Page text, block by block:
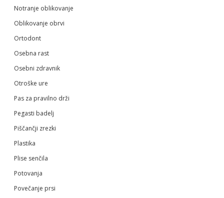
Notranje oblikovanje
Oblikovanje obrvi
Ortodont
Osebna rast
Osebni zdravnik
Otroške ure
Pas za pravilno drži
Pegasti badelj
Piščančji zrezki
Plastika
Plise senčila
Potovanja
Povečanje prsi